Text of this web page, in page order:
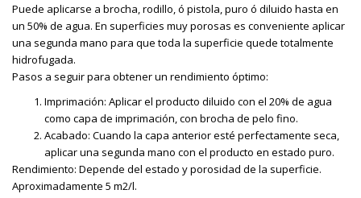
Puede aplicarse a brocha, rodillo, ó pistola, puro ó diluido hasta en
un 50% de agua. En superficies muy porosas es conveniente aplicar
una segunda mano para que toda la superficie quede totalmente
hidrofugada.
Pasos a seguir para obtener un rendimiento óptimo:
Imprimación: Aplicar el producto diluido con el 20% de agua
como capa de imprimación, con brocha de pelo fino.
Acabado: Cuando la capa anterior esté perfectamente seca,
aplicar una segunda mano con el producto en estado puro.
Rendimiento: Depende del estado y porosidad de la superficie.
Aproximadamente 5 m2/l.